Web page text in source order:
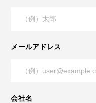
メールアドレス
会社名